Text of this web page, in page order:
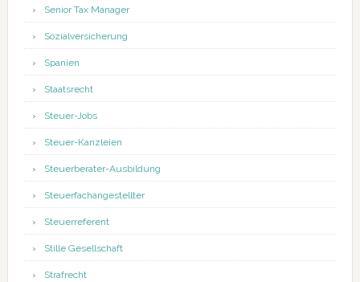
Senior Tax Manager
Sozialversicherung
Spanien
Staatsrecht
Steuer-Jobs
Steuer-Kanzleien
Steuerberater-Ausbildung
Steuerfachangestellter
Steuerreferent
Stille Gesellschaft
Strafrecht